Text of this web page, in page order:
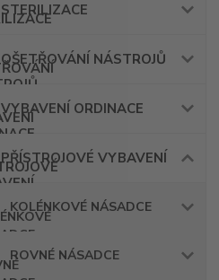
STERILIZACE
OŠETŘOVÁNÍ NÁSTROJŮ
VYBAVENÍ ORDINACE
PŘÍSTROJOVÉ VYBAVENÍ
KOLÉNKOVÉ NÁSADCE
ROVNÉ NÁSADCE